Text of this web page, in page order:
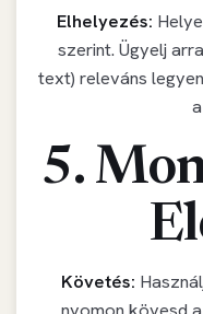
Elhelyezés:
szerint. Ügyelj
text) releváns
5.
Követés:
nyomon kövesd